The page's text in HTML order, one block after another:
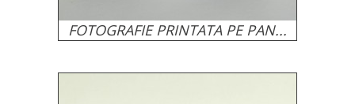
FOTOGRAFIE PRINTATA PE PAN...